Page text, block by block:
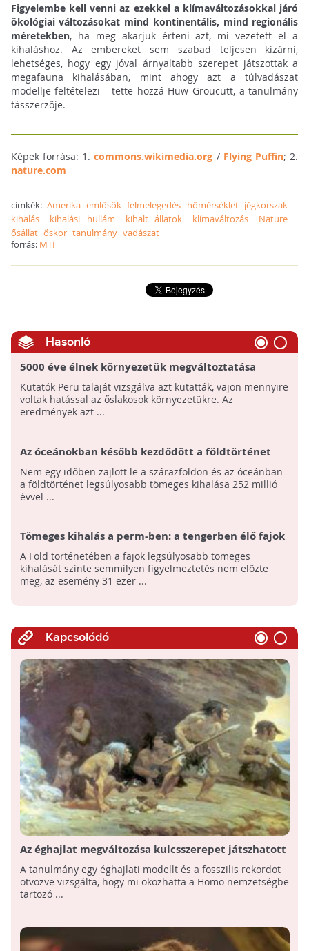
Figyelembe kell venni az ezekkel a klímaváltozásokkal járó
ökológiai változásokat mind kontinentális, mind regionális
méretekben, ha meg akarjuk érteni azt, mi vezetett el a
kihaláshoz. Az embereket sem szabad teljesen kizárni,
lehetséges, hogy egy jóval árnyaltabb szerepet játszottak a
megafauna kihalásában, mint ahogy azt a túlvadászat
modellje feltételezi - tette hozzá Huw Groucutt, a tanulmány
tásszerzője.
Képek forrása: 1.commons.wikimedia.org / Flying Puffin; 2.
nature.com
címkék: Amerika emlősök felmelegedés hőmérséklet jégkorszak
kihalás
kihalási hullám kihalt állatok klímaváltozás
Nature
ősállat őskor tanulmány vadászat
forrás: MTI
Hasonló
5000 éve élnek környezetük megváltoztatása
nélkül az amazonasi őslakosok
Kutatók Peru talaját vizsgálva azt kutatták, vajon mennyire
voltak hatással az őslakosok környezetükre. Az
eredmények azt ...
Az óceánokban később kezdődött a földtörténet
legnagyobb kihalása, mint a földön
Nem egy időben zajlott le a szárazföldön és az óceánban
a földtörténet legsúlyosabb tömeges kihalása 252 millió
évvel ...
Tömeges kihalás a perm-ben: a tengerben élő fajok
több mint 96 százaléka, a szárazföldi fajok 70
százaléka pusztult el
A Föld történetében a fajok legsúlyosabb tömeges
kihalását szinte semmilyen figyelmeztetés nem előzte
meg, az esemény 31 ezer ...
Kapcsolódó
Az éghajlat megváltozása kulcsszerepet játszhatott
a korai emberfajok kihalásában
A tanulmány egy éghajlati modellt és a fosszilis rekordot
ötvözve vizsgálta, hogy mi okozhatta a Homo nemzetségbe
tartozó ...